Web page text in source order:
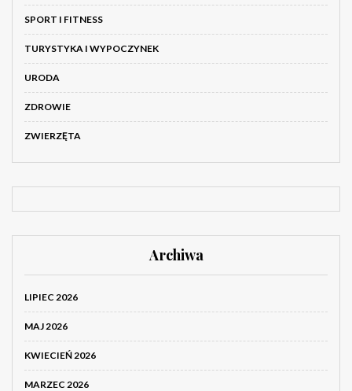
SPORT I FITNESS
TURYSTYKA I WYPOCZYNEK
URODA
ZDROWIE
ZWIERZĘTA
Archiwa
LIPIEC 2026
MAJ 2026
KWIECIEŃ 2026
MARZEC 2026